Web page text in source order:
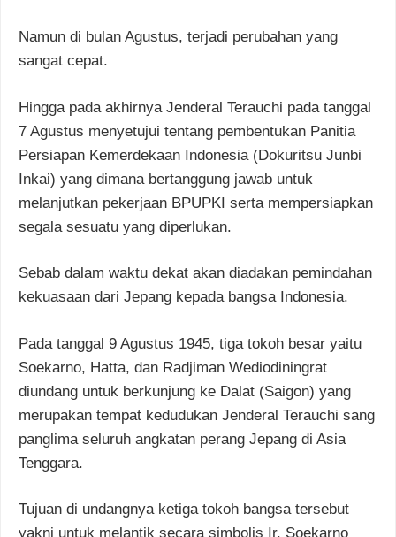
Namun di bulan Agustus, terjadi perubahan yang
sangat cepat.
Hingga pada akhirnya Jenderal Terauchi pada tanggal
7 Agustus menyetujui tentang pembentukan Panitia
Persiapan Kemerdekaan Indonesia (Dokuritsu Junbi
Inkai) yang dimana bertanggung jawab untuk
melanjutkan pekerjaan BPUPKI serta mempersiapkan
segala sesuatu yang diperlukan.
Sebab dalam waktu dekat akan diadakan pemindahan
kekuasaan dari Jepang kepada bangsa Indonesia.
Pada tanggal 9 Agustus 1945, tiga tokoh besar yaitu
Soekarno, Hatta, dan Radjiman Wediodiningrat
diundang untuk berkunjung ke Dalat (Saigon) yang
merupakan tempat kedudukan Jenderal Terauchi sang
panglima seluruh angkatan perang Jepang di Asia
Tenggara.
Tujuan di undangnya ketiga tokoh bangsa tersebut
yakni untuk melantik secara simbolis Ir. Soekarno